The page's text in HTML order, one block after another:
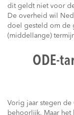
dit geldt niet voor
De overheid wil
doel gesteld om de
(middellange)
ODE-
Vorig jaar stegen de
behoorlijk. Maar het